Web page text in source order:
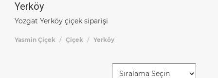
Yerköy
Yozgat Yerköy çiçek siparişi
Yasmin Çiçek Çiçek Yerköy